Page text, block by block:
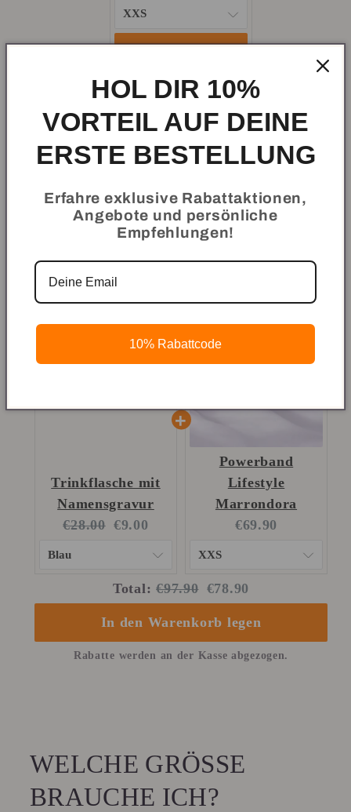
Dein Set benötigt noch 2 Artikel.
Kaufe diese Produkte zusammen
und erhalte einen sensationellen
Trinkflasche mit
Namensgravur
Original
€28.00 Current
€9.00
Powerband
Lifestyle
Marrondora
Current
€69.90
Total:Original
€97.90 Discounted
€78.90
In den Warenkorb legen
Rabatte werden an der Kasse abgezogen.
WELCHE GRÖSSE B
RAUCHE ICH?
HOL DIR 10%
VORTEIL AUF DEINE
ERSTE BESTELLUNG
Erfahre exklusive Rabattaktionen,
Angebote und persönliche
Empfehlungen!
10% Rabattcode